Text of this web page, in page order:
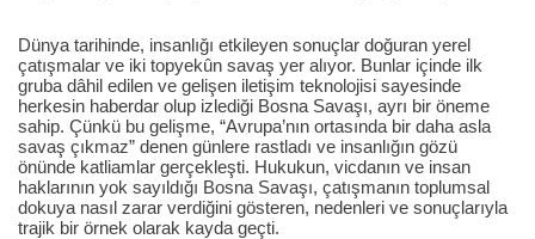
Dünya tarihinde, insanlığı etkileyen sonuçlar doğuran yerel
çatışmalar ve iki topyekûn savaş yer alıyor. Bunlar içinde ilk
gruba dâhil edilen ve gelişen iletişim teknolojisi sayesinde
herkesin haberdar olup izlediği Bosna Savaşı, ayrı bir öneme
sahip. Çünkü bu gelişme, “Avrupa’nın ortasında bir daha asla
savaş çıkmaz” denen günlere rastladı ve insanlığın gözü
önünde katliamlar gerçekleşti. Hukukun, vicdanın ve insan
haklarının yok sayıldığı Bosna Savaşı, çatışmanın toplumsal
dokuya nasıl zarar verdiğini gösteren, nedenleri ve sonuçlarıyla
trajik bir örnek olarak kayda geçti.